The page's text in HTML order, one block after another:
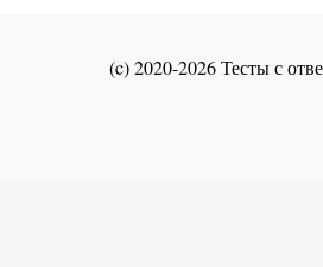
(c) 2020-2026 Тесты с